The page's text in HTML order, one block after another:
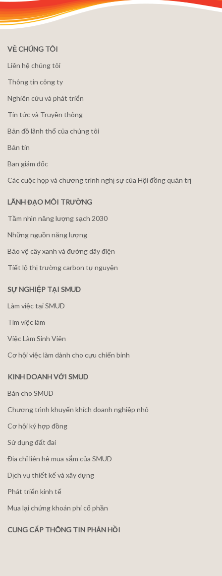
VỀ CHÚNG TÔI
Liên hệ chúng tôi
Thông tin công ty
Nghiên cứu và phát triển
Tin tức và Truyền thông
Bản đồ lãnh thổ của chúng tôi
Bản tin
Ban giám đốc
Các cuộc họp và chương trình nghị sự của Hội đồng quản trị
LÃNH ĐẠO MÔI TRƯỜNG
Tầm nhìn năng lượng sạch 2030
Những nguồn năng lượng
Bảo vệ cây xanh và đường dây điện
Tiết lộ thị trường carbon tự nguyện
SỰ NGHIỆP TẠI SMUD
Làm việc tại SMUD
Tìm việc làm
Việc Làm Sinh Viên
Cơ hội việc làm dành cho cựu chiến binh
KINH DOANH VỚI SMUD
Bán cho SMUD
Chương trình khuyến khích doanh nghiệp nhỏ
Cơ hội ký hợp đồng
Sử dụng đất đai
Địa chỉ liên hệ mua sắm của SMUD
Dịch vụ thiết kế và xây dựng
Phát triển kinh tế
Mua lại chứng khoán phi cổ phần
CUNG CẤP THÔNG TIN PHẢN HỒI